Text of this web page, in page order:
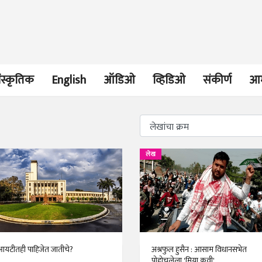
English ऑडिओ व्हिडिओ संकीर्ण
पाहिजेत जातीचे?
लेख
अश्रफुल हुसैन : आसाम विधानसभेत
भाषण
'चीन भेटीतील भाषणे' या
पुस्तकाचा प्रकाशनसोहळा
सानिया कर्णिक, सतीश बागल,
नीती बडवे, भानू काळे
30 Jul 2026
पत्र
एक सक्षम आणि जागतिक
दर्जाची शिक्षणव्यवस्था ही
व्यक्तिवेध
मूर्त दृश्याला
देणारा चित्रकार
सोमनाथ
17 Jul 2026
भाषण
ज्येष्ठांचा
रुग्णशुश्रूषा :